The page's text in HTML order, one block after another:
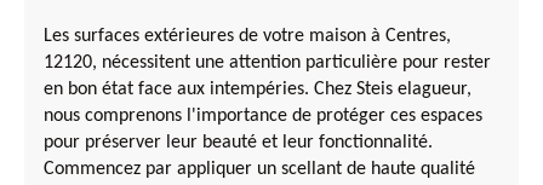
Les surfaces extérieures de votre maison à Centres,
12120, nécessitent une attention particulière pour rester
en bon état face aux intempéries. Chez Steis elagueur,
nous comprenons l'importance de protéger ces espaces
pour préserver leur beauté et leur fonctionnalité.
Commencez par appliquer un scellant de haute qualité